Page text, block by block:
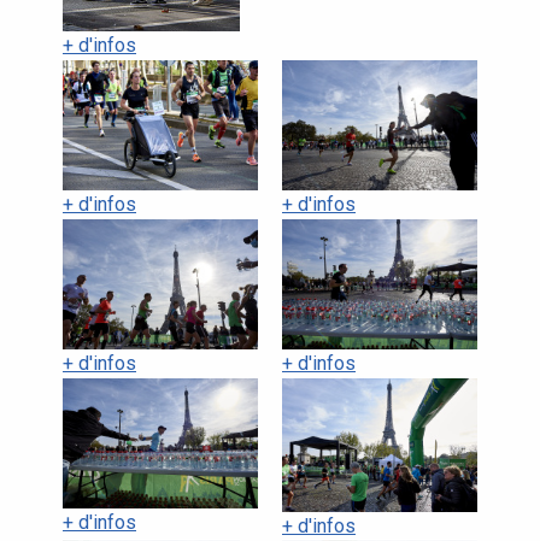
+ d'infos
+ d'infos + d'infos
+ d'infos + d'infos
+ d'infos + d'infos